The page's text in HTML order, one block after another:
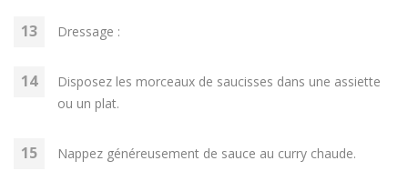
Dressage :
Disposez les morceaux de saucisses dans une assiette
ou un plat.
Nappez généreusement de sauce au curry chaude.